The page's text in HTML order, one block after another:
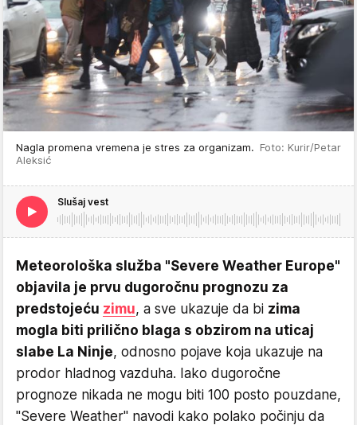
Nagla promena vremena je stres za organizam. Foto: Kurir/Petar
Aleksić
Slušaj vest
Meteorološka služba "Severe Weather Europe"
objavila je prvu dugoročnu prognozu za
predstojeću zimu, a sve ukazuje da bi zima
mogla biti prilično blaga s obzirom na uticaj
slabe La Ninje, odnosno pojave koja ukazuje na
prodor hladnog vazduha. Iako dugoročne
prognoze nikada ne mogu biti 100 posto pouzdane,
"Severe Weather" navodi kako polako počinju da